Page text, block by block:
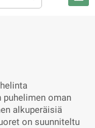
oman
alkuperäisiä
on suunniteltu